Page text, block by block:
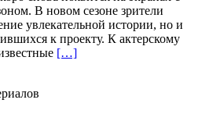
В новом сезоне зрители
увлекательной истории, но и
к проекту. К актерскому
[…]